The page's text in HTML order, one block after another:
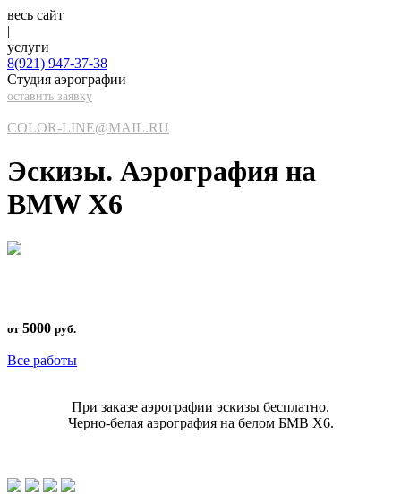
весь сайт
|
услуги
8(921) 947-37-38
Студия аэрографии
оставить заявку
COLOR-LINE@MAIL.RU
Эскизы. Аэрография на
BMW X6
от5000 руб.
Все работы
При заказе аэрографии эскизы бесплатно.
Черно-белая аэрография на белом БМВ Х6.